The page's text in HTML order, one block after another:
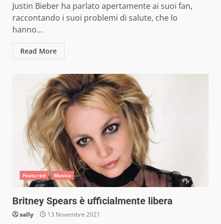
Justin Bieber ha parlato apertamente ai suoi fan,
raccontando i suoi problemi di salute, che lo
hanno...
Read More
Featured Musica
Britney Spears è ufficialmente libera
sally 13 Novembre 2021